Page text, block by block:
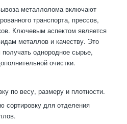
металлолома включают
транспорта, прессов,
Ключевым аспектом является
металлов и качеству. Это
однородное сырье,
очистки.
по весу, размеру и плотности.
сортировку для отделения